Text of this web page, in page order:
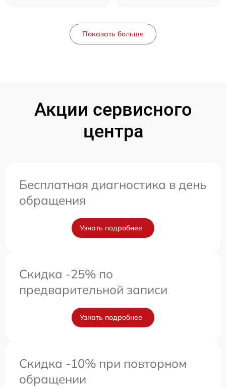
Показать больше
Акции сервисного
центра
Бесплатная диагностика в день
обращения
Узнать подробнее
Скидка -25% по
предварительной записи
Узнать подробнее
Скидка -10% при повторном
обращении